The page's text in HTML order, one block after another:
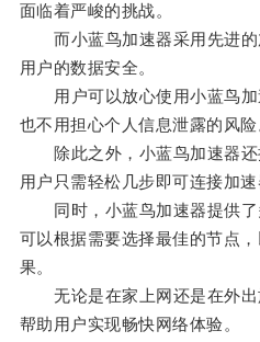
面临着严峻的挑战。
而小蓝鸟加速器采用先进的
用户的数据安全。
用户可以放心使用小蓝鸟加
也不用担心个人信息泄露的风险
除此之外，小蓝鸟加速器还
用户只需轻松几步即可连接加速
同时，小蓝鸟加速器提供了
可以根据需要选择最佳的节点
果。
无论是在家上网还是在外出
帮助用户实现畅快网络体验。